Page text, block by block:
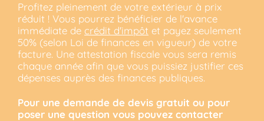
Profitez pleinement de votre extérieur à prix
réduit ! Vous pourrez bénéficier de l'avance
immédiate de crédit d'impôt et payez seulement
50% (selon Loi de finances en vigueur) de votre
facture. Une attestation fiscale vous sera remis
chaque année afin que vous puissiez justifier ces
dépenses auprès des finances publiques.
Pour une demande de devis gratuit ou pour
poser une question vous pouvez contacter